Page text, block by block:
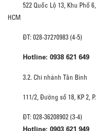
522 Quốc Lộ 13, Khu Phố 6,
HCM
ĐT: 028-37270983 (4-
Hotline: 0938 621 649
3.2. Chi nhánh Tân Bình
111/2, Đường số 18, KP 2, P.
ĐT: 028-36208902 (3-4)